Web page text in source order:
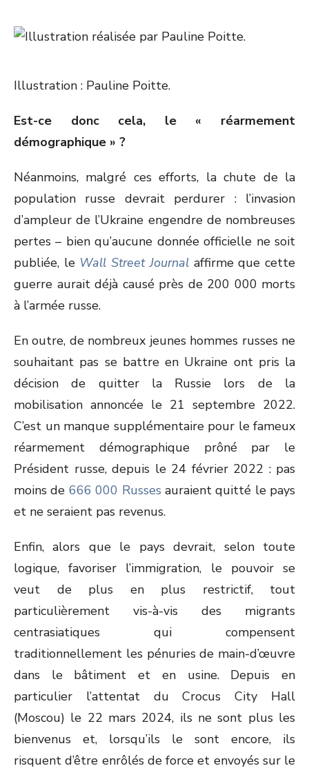
Illustration : Pauline Poitte.
Est-ce donc cela, le « réarmement
démographique » ?
Néanmoins, malgré ces efforts, la chute de la
population russe devrait perdurer : l’invasion
d’ampleur de l’Ukraine engendre de nombreuses
pertes – bien qu’aucune donnée officielle ne soit
publiée, le Wall Street Journalaffirme que cette
guerre aurait déjà causé près de 200 000 morts
à l’armée russe.
En outre, de nombreux jeunes hommes russes ne
souhaitant pas se battre en Ukraine ont pris la
décision de quitter la Russie lors de la
mobilisation annoncée le 21 septembre 2022.
C’est un manque supplémentaire pour le fameux
réarmement démographique prôné par le
Président russe, depuis le 24 février 2022 : pas
moins de 666 000 Russes auraient quitté le pays
et ne seraient pas revenus.
Enfin, alors que le pays devrait, selon toute
logique, favoriser l’immigration, le pouvoir se
veut de plus en plus restrictif, tout
particulièrement vis-à-vis des migrants
centrasiatiques qui compensent
traditionnellement les pénuries de main-d’œuvre
dans le bâtiment et en usine. Depuis en
particulier l’attentat du Crocus City Hall
(Moscou) le 22 mars 2024, ils ne sont plus les
bienvenus et, lorsqu’ils le sont encore, ils
risquent d’être enrôlés de force et envoyés sur le